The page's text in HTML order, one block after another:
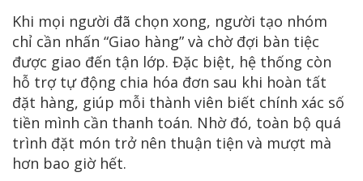
Khi mọi người đã chọn xong, người tạo nhóm
chỉ cần nhấn “Giao hàng” và chờ đợi bàn tiệc
được giao đến tận lớp. Đặc biệt, hệ thống còn
hỗ trợ tự động chia hóa đơn sau khi hoàn tất
đặt hàng, giúp mỗi thành viên biết chính xác số
tiền mình cần thanh toán. Nhờ đó, toàn bộ quá
trình đặt món trở nên thuận tiện và mượt mà
hơn bao giờ hết.